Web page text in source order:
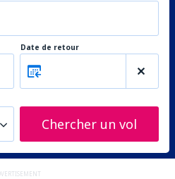
Date de retour
Chercher un vol